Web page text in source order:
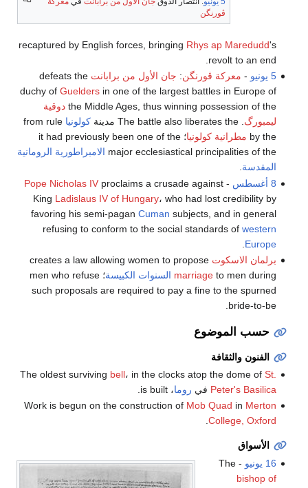
ڤورنگن
recaptured by English forces, bringing Rhys ap Maredudd's
revolt to an end.
5 يونيو
- معركة ڤورنگن: جان الأول من برابانت defeats the
duchy of Gueldersin one of the largest battles in Europe of
the Middle Ages, thus winning possession of the دوقية
ليمبورگ . The battle also liberates the مدينة كولونيا from rule
by the مطرانية كولونيا ؛ it had previously been one of the
major ecclesiastical principalities of the الامبراطورية الرومانية
المقدسة
8 أغسطس
-
Pope Nicholas IVproclaims a crusade against
King Ladislaus IV of Hungary، who had lost credibility by
favoring his semi-pagan Cuman subjects, and in general
refusing to conform to the social standards of western
Europe
برلمان الاسكوت creates a law allowing women to propose
marriageto men during السنوات الكبيسة ؛ men who refuse
such proposals are required to pay a fine to the spurned
bride-to-be.
حسب الموضوع
الفنون والثقافة
The oldest surviving bell، in the clocks atop the dome of St.
Peter's Basilica في روما، is built.
Work is begun on the construction of Mob Quad in Merton
College, Oxford
.
الأسواق
16 يونيو
- The
bishop of